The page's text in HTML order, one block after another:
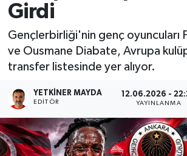
Girdi
Gençlerbirliği'nin genç oyuncuları
ve Ousmane Diabate, Avrupa
transfer listesinde yer alıyor.
YETKINER MAYDA
EDITÖR
12.06.2026 -
YAYINLANMA
Son Dakika Haberleri
Haber Arşivi